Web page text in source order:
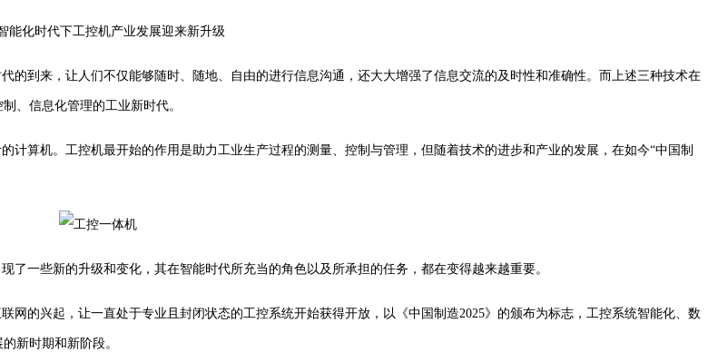
能化时代下工控机产业发展迎来新升级
到来，让人们不仅能够随时、随地、自由的进行信息沟通，还大大增强了信息交流的及时性和准确性。而上述三种技术在
、信息化管理的工业新时代。
计算机。工控机最开始的作用是助力工业生产过程的测量、控制与管理，但随着技术的进步和产业的发展，在如今“中国制
一些新的升级和变化，其在智能时代所充当的角色以及所承担的任务，都在变得越来越重要。
网的兴起，让一直处于专业且封闭状态的工控系统开始获得开放，以《中国制造2025》的颁布为标志，工控系统智能化、数
新时期和新阶段。